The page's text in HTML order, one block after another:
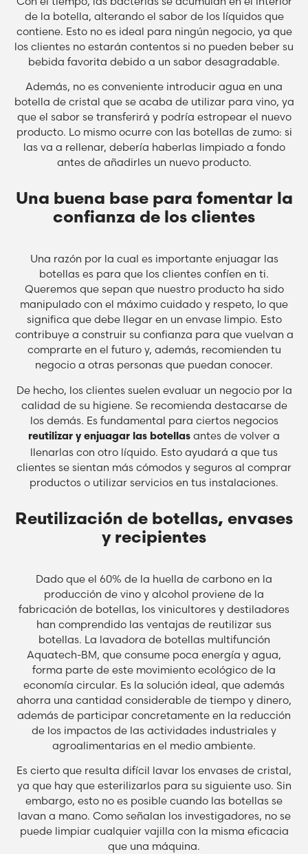
de la botella, alterando el sabor de los líquidos que
contiene. Esto no es ideal para ningún negocio, ya que
los clientes no estarán contentos si no pueden beber su
bebida favorita debido a un sabor desagradable.
Además, no es conveniente introducir agua en una
botella de cristal que se acaba de utilizar para vino, ya
que el sabor se transferirá y podría estropear el nuevo
producto. Lo mismo ocurre con las botellas de zumo: si
las va a rellenar, debería haberlas limpiado a fondo
antes de añadirles un nuevo producto.
Una buena base para fomentar la
confianza de los clientes
Una razón por la cual es importante enjuagar las
botellas es para que los clientes confíen en ti.
Queremos que sepan que nuestro producto ha sido
manipulado con el máximo cuidado y respeto, lo que
significa que debe llegar en un envase limpio. Esto
contribuye a construir su confianza para que vuelvan a
comprarte en el futuro y, además, recomienden tu
negocio a otras personas que puedan conocer.
De hecho, los clientes suelen evaluar un negocio por la
calidad de su higiene. Se recomienda destacarse de
los demás. Es fundamental para ciertos negocios
reutilizar y enjuagar las botellas antes de volver a
llenarlas con otro líquido. Esto ayudará a que tus
clientes se sientan más cómodos y seguros al comprar
productos o utilizar servicios en tus instalaciones.
Reutilización de botellas, envases
y recipientes
Dado que el 60% de la huella de carbono en la
producción de vino y alcohol proviene de la
fabricación de botellas, los vinicultores y destiladores
han comprendido las ventajas de reutilizar sus
botellas. La lavadora de botellas multifunción
Aquatech-BM, que consume poca energía y agua,
forma parte de este movimiento ecológico de la
economía circular. Es la solución ideal, que además
ahorra una cantidad considerable de tiempo y dinero,
además de participar concretamente en la reducción
de los impactos de las actividades industriales y
agroalimentarias en el medio ambiente.
Es cierto que resulta difícil lavar los envases de cristal,
ya que hay que esterilizarlos para su siguiente uso. Sin
embargo, esto no es posible cuando las botellas se
lavan a mano. Como señalan los investigadores, no se
puede limpiar cualquier vajilla con la misma eficacia
que una máquina.